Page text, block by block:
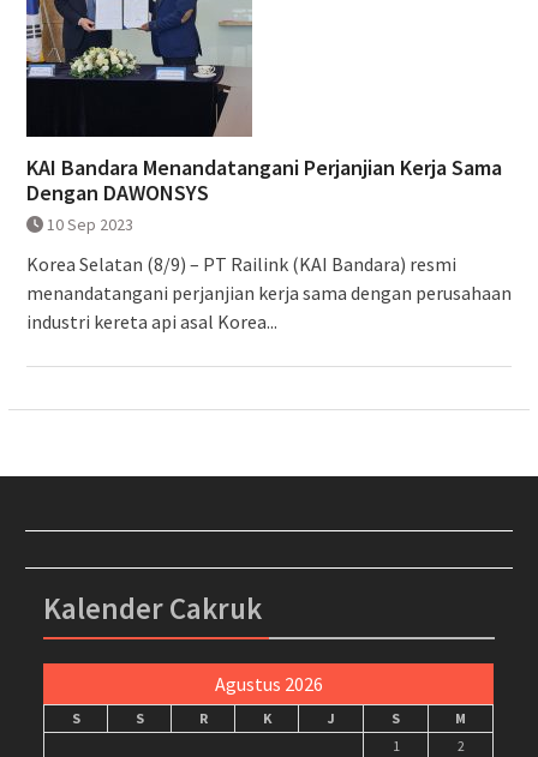
KAI Bandara Menandatangani Perjanjian Kerja Sama
Dengan DAWONSYS
10 Sep 2023
Korea Selatan (8/9) – PT Railink (KAI Bandara) resmi
menandatangani perjanjian kerja sama dengan perusahaan
industri kereta api asal Korea...
Kalender Cakruk
Agustus 2026
S S R K J S
M
1
2